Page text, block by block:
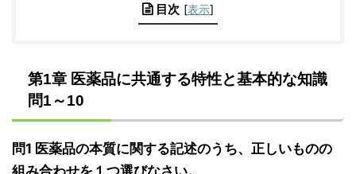
目次 [表示]
第1章 医薬品に共通する特性と基本的な知識
問1～10
問1 医薬品の本質に関する記述のうち、正しいものの